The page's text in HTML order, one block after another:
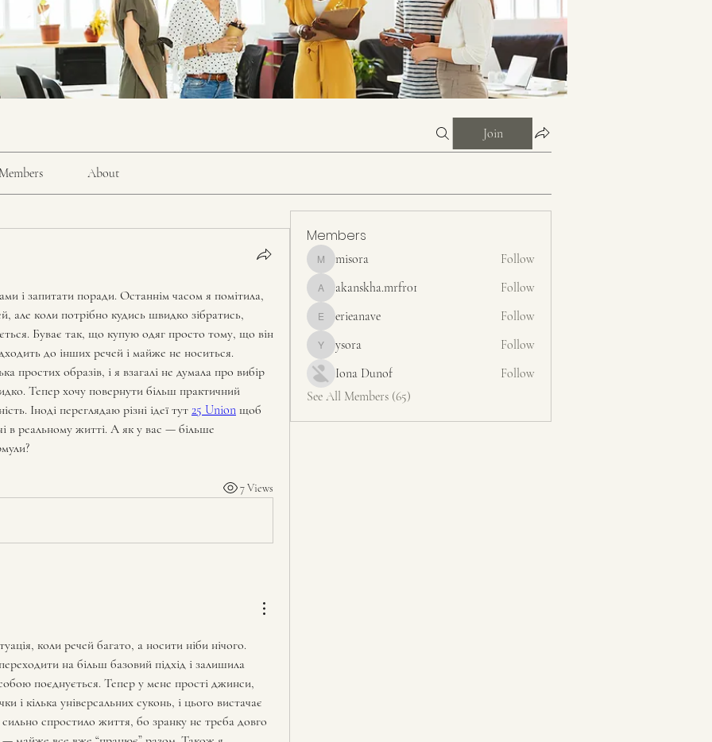
Join
Members About
і запитати поради. Останнім часом я помітила,
але коли потрібно кудись швидко зібратись,
Буває так, що купую одяг просто тому, що він
до інших речей і майже не носиться.
простих образів, і я взагалі не думала про вибір
Тепер хочу повернути більш практичний
Іноді переглядаю різні ідеї тут 25 Union щоб
в реальному житті. А як у вас — більше
7 Views
коли речей багато, а носити ніби нічого.
на більш базовий підхід і залишила
поєднується. Тепер у мене прості джинси,
і кілька універсальних суконь, і цього вистачає
спростило життя, бо зранку не треба довго
Members
misora
misora Follow
akanskha.mrfr01
akanskha.mrfr01 Follow
erieanave
erieanave Follow
ysora
ysora
Follow
Iona Dunof
Follow
See All Members (65)